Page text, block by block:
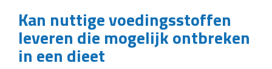
Kan nuttige voedingsstoffen
leveren die mogelijk ontbreken
in een dieet